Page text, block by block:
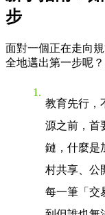
步
面對一個正在走向
全地邁出第一步呢
教育先行，
源之前，首
鏈，什麼是
村共享、公
每一筆「交